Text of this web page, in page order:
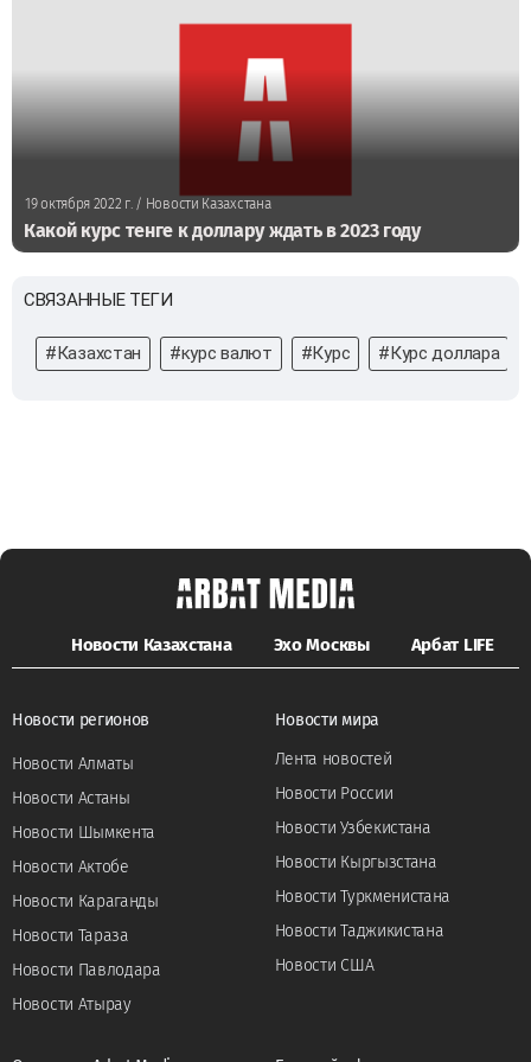
19 октября 2022 г. / Новости Казахстана
Какой курс тенге к доллару ждать в 2023 году
СВЯЗАННЫЕ ТЕГИ
#Казахстан #курс валют #Курс #Курс доллара
Новости Казахстана Эхо Москвы Арбат LIFE
Новости регионов
Новости Алматы
Новости Астаны
Новости Шымкента
Новости Актобе
Новости Караганды
Новости Тараза
Новости Павлодара
Новости Атырау
Новости мира
Лента новостей
Новости России
Новости Узбекистана
Новости Кыргызстана
Новости Туркменистана
Новости Таджикистана
Новости США